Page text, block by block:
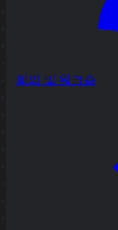
회의 및 워크숍